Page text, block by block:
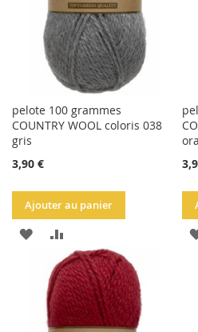
pelote 100 grammes
COUNTRY WOOL coloris 038
gris
3,90 €
Ajouter au panier
AJOUTER
LA
LISTE
AU
COMPARATEUR